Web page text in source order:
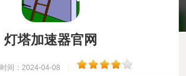
灯塔加速器官网
时间：2024-04-08